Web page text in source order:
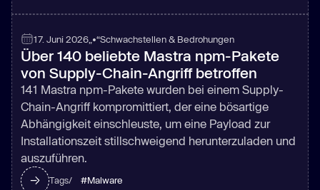
17. Juni 2026 „•“Schwachstellen & Bedrohungen
Über 140 beliebte Mastra npm-Pakete
von Supply-Chain-Angriff betroffen
141 Mastra npm-Pakete wurden bei einem Supply-
Chain-Angriff kompromittiert, der eine bösartige
Abhängigkeit einschleuste, um eine Payload zur
Installationszeit stillschweigend herunterzuladen und
auszuführen.
Tags/ #Malware